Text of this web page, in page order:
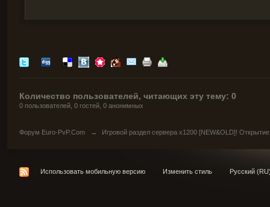
Количество пользователей, читающих эту тему: 0
0 пользователей, 0 гостей, 0 анонимных
Форум Euro-PvP.Com → Игровой раздел сервера х1200 [NEW&OLD]!
Использовать мобильную версию Изменить стиль Русский